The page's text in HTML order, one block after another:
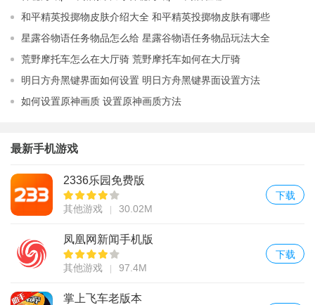
和平精英投掷物皮肤介绍大全 和平精英投掷物皮肤有哪些
星露谷物语任务物品怎么给 星露谷物语任务物品玩法大全
荒野摩托车怎么在大厅骑 荒野摩托车如何在大厅骑
明日方舟黑键界面如何设置 明日方舟黑键界面设置方法
如何设置原神画质 设置原神画质方法
最新手机游戏
2336乐园免费版
其他游戏 30.02M
下载
凤凰网新闻手机版
其他游戏 97.4M
下载
掌上飞车老版本